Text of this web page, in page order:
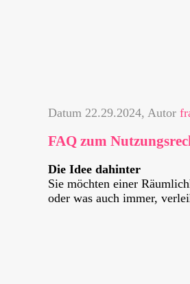
Datum 22.29.2024, Autor
FAQ zum
Die Idee dahinter
Sie möchten einer
oder was auch immer,